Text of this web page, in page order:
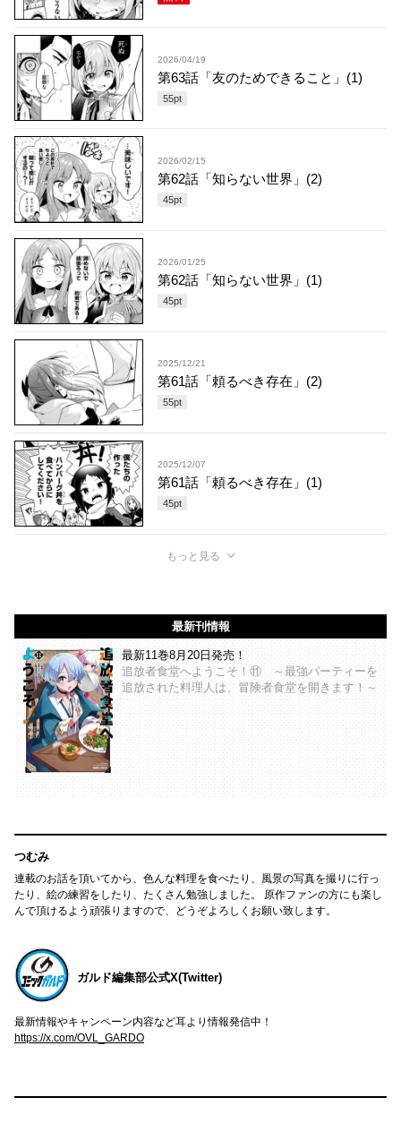
2026/04/19
第63話「友のためできること」(1)
55pt
2026/02/15
第62話「知らない世界」(2)
45pt
2026/01/25
第62話「知らない世界」(1)
45pt
2025/12/21
第61話「頼るべき存在」(2)
55pt
2025/12/07
第61話「頼るべき存在」(1)
45pt
もっと見る
最新刊情報
最新11巻8月20日発売！
追放者食堂へようこそ！⑪ ～最強パーティーを
追放された料理人は、冒険者食堂を開きます！～
つむみ
連載のお話を頂いてから、色んな料理を食べたり、風景の写真を撮りに行っ
たり、絵の練習をしたり、たくさん勉強しました。 原作ファンの方にも楽し
んで頂けるよう頑張りますので、どうぞよろしくお願い致します。
ガルド編集部公式X(Twitter)
最新情報やキャンペーン内容など耳より情報発信中！
https://x.com/OVL_GARDO